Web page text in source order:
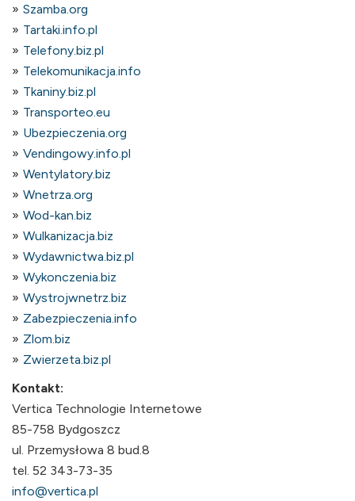
Szamba.org
Tartaki.info.pl
Telefony.biz.pl
Telekomunikacja.info
Tkaniny.biz.pl
Transporteo.eu
Ubezpieczenia.org
Vendingowy.info.pl
Wentylatory.biz
Wnetrza.org
Wod-kan.biz
Wulkanizacja.biz
Wydawnictwa.biz.pl
Wykonczenia.biz
Wystrojwnetrz.biz
Zabezpieczenia.info
Zlom.biz
Zwierzeta.biz.pl
Kontakt:
Vertica Technologie Internetowe
85-758 Bydgoszcz
ul. Przemysłowa 8 bud.8
tel. 52 343-73-35
info@vertica.pl